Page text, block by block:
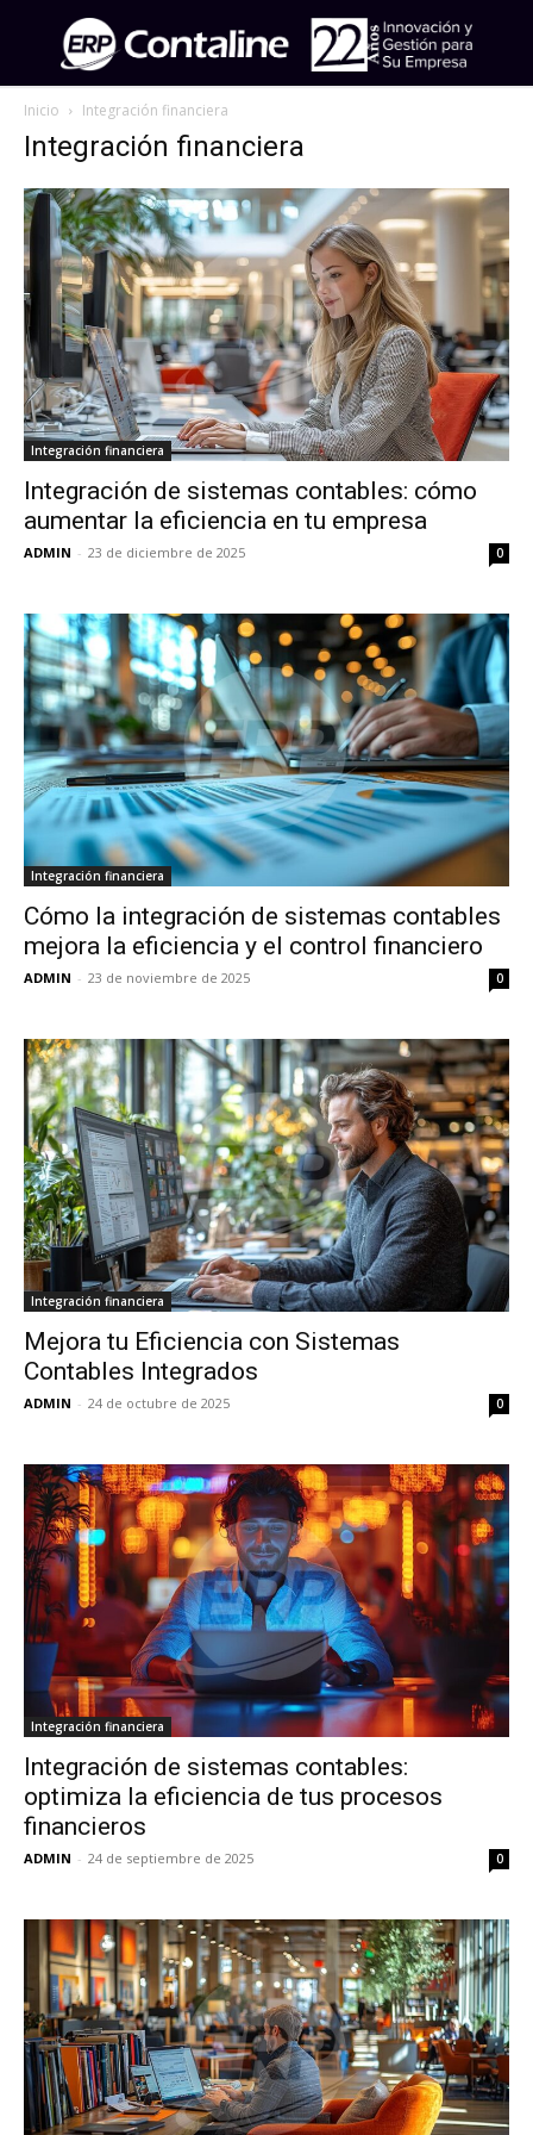
Inicio Integración financiera
Integración financiera
Integración financiera
Integración de sistemas contables: cómo
aumentar la eficiencia en tu empresa
ADMIN - 23 de diciembre de 2025 0
Integración financiera
Cómo la integración de sistemas contables
mejora la eficiencia y el control financiero
ADMIN - 23 de noviembre de 2025 0
Integración financiera
Mejora tu Eficiencia con Sistemas
Contables Integrados
ADMIN - 24 de octubre de 2025 0
Integración financiera
Integración de sistemas contables:
optimiza la eficiencia de tus procesos
financieros
ADMIN - 24 de septiembre de 2025 0